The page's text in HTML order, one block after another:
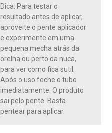
Dica: Para testar o
resultado antes de aplicar,
aproveite o pente aplicador
e experimente em uma
pequena mecha atrás da
orelha ou perto da nuca,
para ver como fica sutil.
Após o uso feche o tubo
imediatamente. O produto
sai pelo pente. Basta
pentear para aplicar.